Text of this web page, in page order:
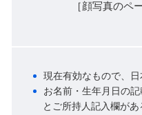
［顔写真のペ
現在有効なもので、日
お名前・生年月日の記
とご所持人記入欄が